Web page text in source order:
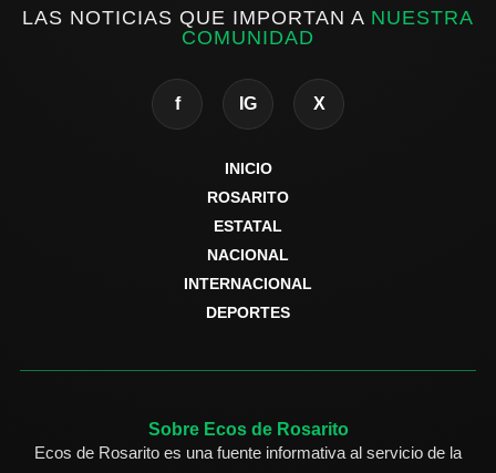
LAS NOTICIAS QUE IMPORTAN A NUESTRA
COMUNIDAD
f IG X
INICIO
ROSARITO
ESTATAL
NACIONAL
INTERNACIONAL
DEPORTES
Sobre Ecos de Rosarito
Ecos de Rosarito es una fuente informativa al servicio de la